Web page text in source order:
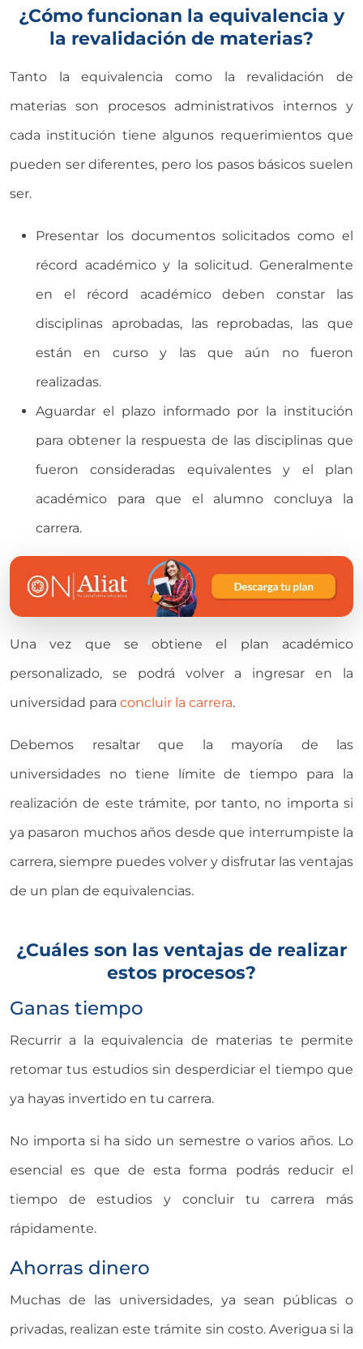
¿Cómo funcionan la equivalencia y
la revalidación de materias?
Tanto la equivalencia como la revalidación de
materias son procesos administrativos internos y
cada institución tiene algunos requerimientos que
pueden ser diferentes, pero los pasos básicos suelen
ser.
Presentar los documentos solicitados como el
récord académico y la solicitud. Generalmente
en el récord académico deben constar las
disciplinas aprobadas, las reprobadas, las que
están en curso y las que aún no fueron
realizadas.
Aguardar el plazo informado por la institución
para obtener la respuesta de las disciplinas que
fueron consideradas equivalentes y el plan
académico para que el alumno concluya la
carrera.
Una vez que se obtiene el plan académico
personalizado, se podrá volver a ingresar en la
universidad para concluir la carrera.
Debemos resaltar que la mayoría de las
universidades no tiene límite de tiempo para la
realización de este trámite, por tanto, no importa si
ya pasaron muchos años desde que interrumpiste la
carrera, siempre puedes volver y disfrutar las ventajas
de un plan de equivalencias.
¿Cuáles son las ventajas de realizar
estos procesos?
Ganas tiempo
Recurrir a la equivalencia de materias te permite
retomar tus estudios sin desperdiciar el tiempo que
ya hayas invertido en tu carrera.
No importa si ha sido un semestre o varios años. Lo
esencial es que de esta forma podrás reducir el
tiempo de estudios y concluir tu carrera más
rápidamente.
Ahorras dinero
Muchas de las universidades, ya sean públicas o
privadas, realizan este trámite sin costo. Averigua si la